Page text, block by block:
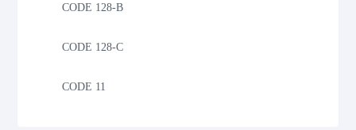
CODE 128-B
CODE 128-C
CODE 11